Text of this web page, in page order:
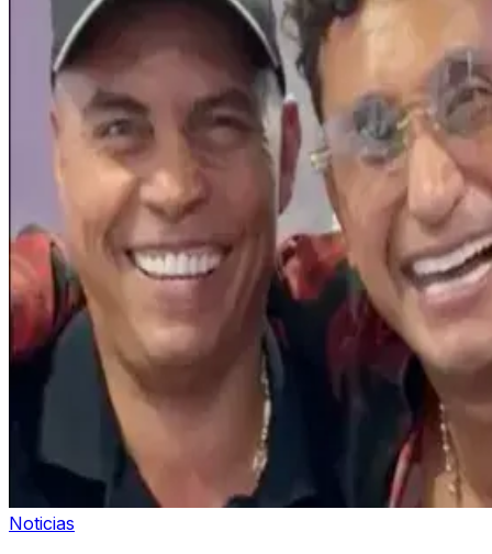
Noticias